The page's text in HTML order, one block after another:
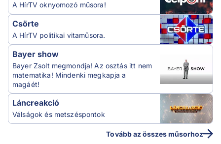
A HírTV oknyomozó műsora!
Csörte
A HírTV politikai vitaműsora.
Bayer show
Bayer Zsolt megmondja! Az osztás itt nem
matematika! Mindenki megkapja a
magáét!
Láncreakció
Válságok és metszéspontok
Tovább az összes műsorhoz